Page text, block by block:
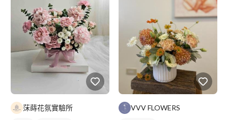
莯蒔花氛實驗所 VVV FLOWERS